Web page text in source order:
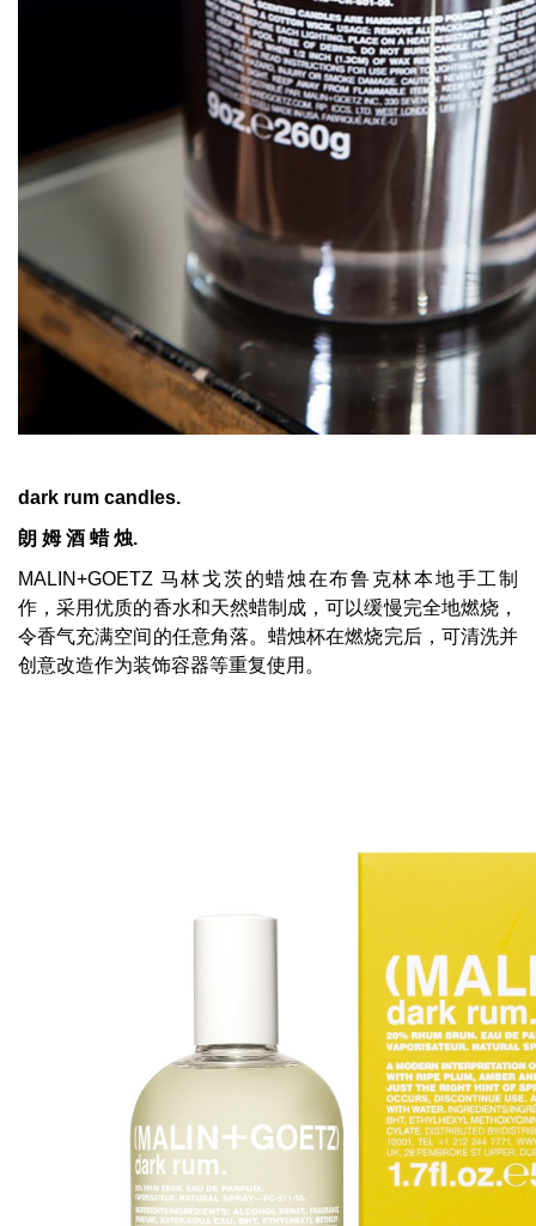
dark rum candles.
朗 姆 酒 蜡 烛.
MALIN+GOETZ 马林戈茨的蜡烛在布鲁克林本地手工制
作，采用优质的香水和天然蜡制成，可以缓慢完全地燃烧，
令香气充满空间的任意角落。蜡烛杯在燃烧完后，可清洗并
创意改造作为装饰容器等重复使用。